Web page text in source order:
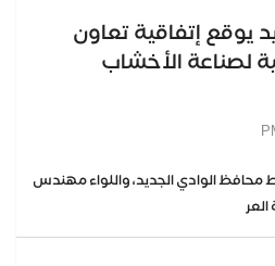
يوقع إتفاقية تعاون
لصناعة الأخشاب
محافظ الوادي الجديد، واللواء مهندس